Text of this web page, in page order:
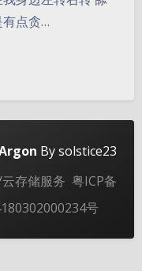
浅阴影 深阴影
落 暗化 灰度
有点贪…
By solstice23
存储服务 粤ICP备
号